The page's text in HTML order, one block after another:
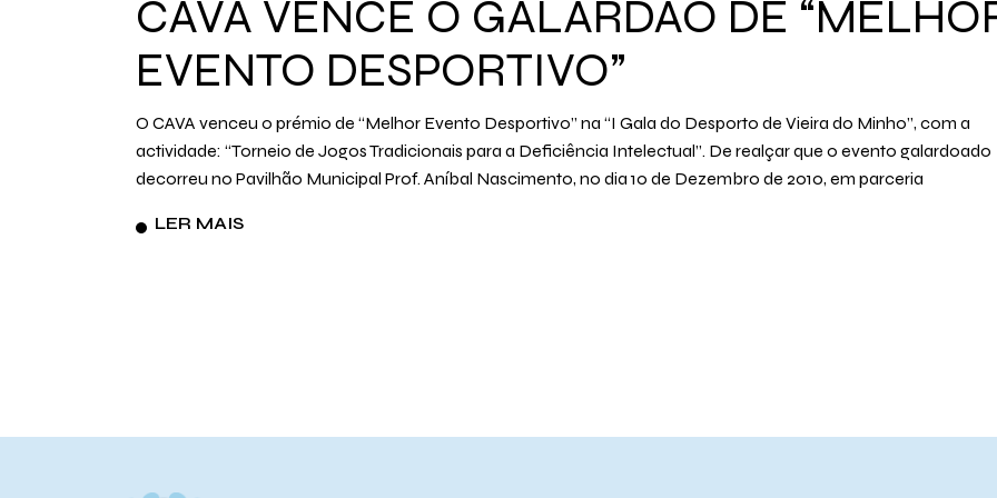
CAVA VENCE O GALARDÃO DE
EVENTO DESPORTIVO”
O CAVA venceu o prémio de “Melhor Evento Desportivo” na “I Gala do Desporto de Vieira do Minho”, com a
actividade: “Torneio de Jogos Tradicionais para a Deficiência Intelectual”. De realçar que o evento galardoado
decorreu no Pavilhão Municipal Prof. Aníbal Nascimento, no dia 10 de Dezembro de 2010, em parceria
LER MAIS